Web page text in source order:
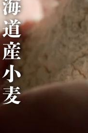
北
海
道
産
小
麦
1
0
0